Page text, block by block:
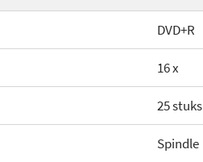
DVD+R
16 x
25 stuks
Spindle